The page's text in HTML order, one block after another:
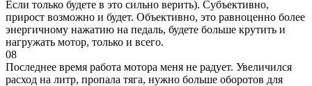
Если только будете в это сильно верить). Субъективно,
прирост возможно и будет. Объективно, это равноценно более
энергичному нажатию на педаль, будете больше крутить и
нагружать мотор, только и всего.
08
Последнее время работа мотора меня не радует. Увеличился
расход на литр, пропала тяга, нужно больше оборотов для